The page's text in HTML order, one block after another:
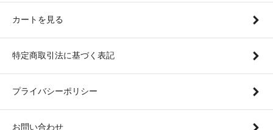
カートを見る
特定商取引法に基づく表記
プライバシーポリシー
お問い合わせ